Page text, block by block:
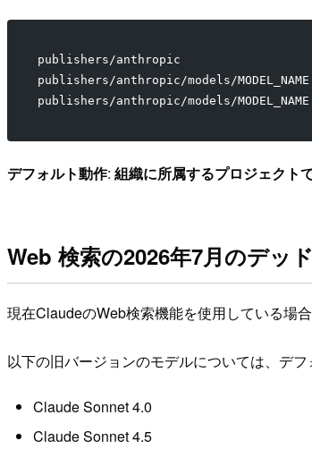
publishers/anthropic
publishers/anthropic/models/
publishers/anthropic/models/
デフォルト動作: 組織に所属するプロジェクトで
Web 検索の2026年7月のデッ
現在ClaudeのWeb検索機能を使用している場
以下の旧バージョンのモデルについては、デ
Claude Sonnet 4.0
Claude Sonnet 4.5